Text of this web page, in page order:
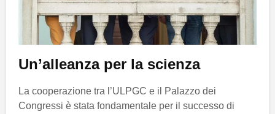
Un’alleanza per la scienza
La cooperazione tra l’ULPGC e il Palazzo dei
Congressi è stata fondamentale per il successo di